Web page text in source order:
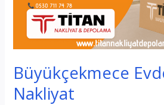
Büyükçekmece
Nakliyat